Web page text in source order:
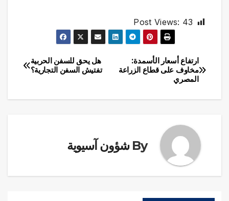
Post Views: 43
تصفّح
المقالات
هل يحق للسفن الحربية
تفتيش السفن التجارية؟
ارتفاع أسعار الأسمدة:
مخاوف على قطاع الزراعة
المصري
By شؤون آسيوية